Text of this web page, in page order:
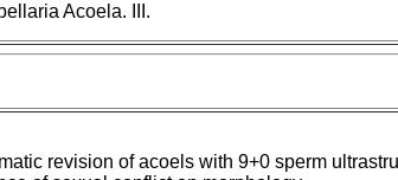
Acoela. III.
revision of acoels with 9+0 sperm